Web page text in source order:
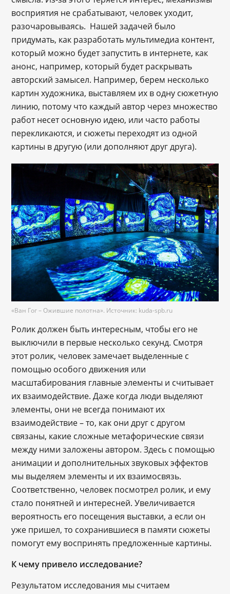
восприятия не срабатывают, человек уходит,
разочаровываясь. Нашей задачей было
придумать, как разработать мультимедиа контент,
который можно будет запустить в интернете, как
анонс, например, который будет раскрывать
авторский замысел. Например, берем несколько
картин художника, выставляем их в одну сюжетную
линию, потому что каждый автор через множество
работ несет основную идею, или часто работы
перекликаются, и сюжеты переходят из одной
картины в другую (или дополняют друг друга).
«Ван Гог – Ожившие полотна». Источник: kuda-spb.ru
Ролик должен быть интересным, чтобы его не
выключили в первые несколько секунд. Смотря
этот ролик, человек замечает выделенные с
помощью особого движения или
масштабирования главные элементы и считывает
их взаимодействие. Даже когда люди выделяют
элементы, они не всегда понимают их
взаимодействие – то, как они друг с другом
связаны, какие сложные метафорические связи
между ними заложены автором. Здесь с помощью
анимации и дополнительных звуковых эффектов
мы выделяем элементы и их взаимосвязь.
Соответственно, человек посмотрел ролик, и ему
стало понятней и интересней. Увеличивается
вероятность его посещения выставки, а если он
уже пришел, то сохранившиеся в памяти сюжеты
помогут ему воспринять предложенные картины.
К чему привело исследование?
Результатом исследования мы считаем